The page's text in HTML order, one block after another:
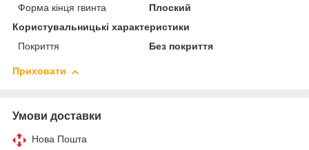
Форма кінця гвинта
Плоский
Користувальницькі характеристики
Покриття
Без покриття
Приховати
Умови доставки
Нова Пошта